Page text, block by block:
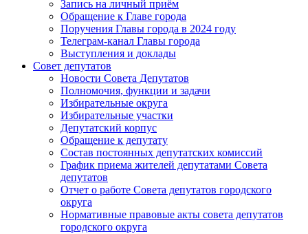
Запись на личный приём
Обращение к Главе города
Поручения Главы города в 2024 году
Телеграм-канал Главы города
Выступления и доклады
Совет депутатов
Новости Совета Депутатов
Полномочия, функции и задачи
Избирательные округа
Избирательные участки
Депутатский корпус
Обращение к депутату
Состав постоянных депутатских комиссий
График приема жителей депутатами Совета
депутатов
Отчет о работе Совета депутатов городского
округа
Нормативные правовые акты совета депутатов
городского округа